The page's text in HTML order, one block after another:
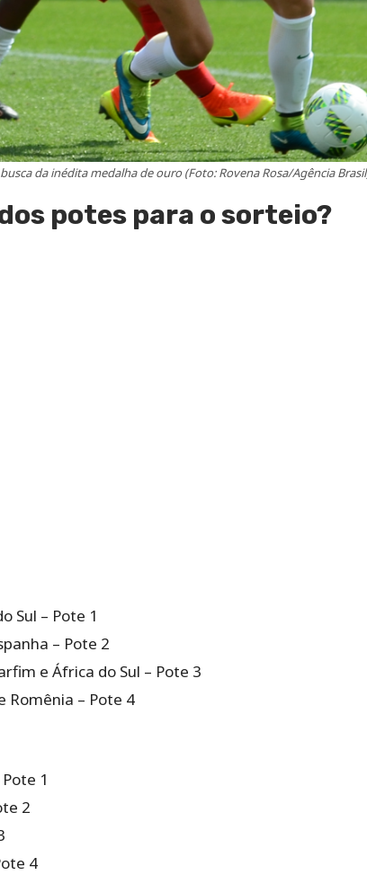
da inédita medalha de ouro (Foto: Rovena Rosa/Agência
potes para o sorteio?
Sul – Pote 1
– Pote 2
e África do Sul – Pote 3
Romênia – Pote 4
1
2
4